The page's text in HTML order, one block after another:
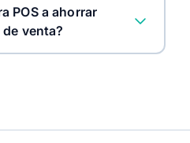
POS a ahorrar
venta?